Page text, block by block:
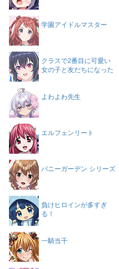
学園アイドルマスター
クラスで2番目に可愛い
女の子と友だちになった
よわよわ先生
エルフェンリート
バニーガーデン シリーズ
負けヒロインが多すぎ
る！
一騎当千